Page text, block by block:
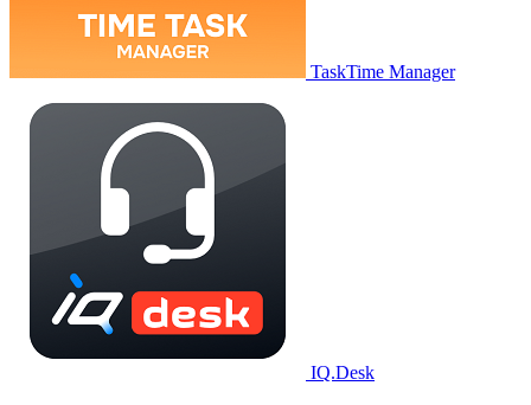
TaskTime Manager
IQ.Desk